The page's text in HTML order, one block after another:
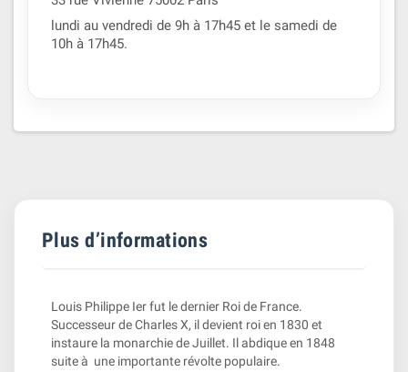
lundi au vendredi de 9h à 17h45 et le samedi de
10h à 17h45.
Plus d’informations
Louis Philippe Ier fut le dernier Roi de France.
Successeur de Charles X, il devient roi en 1830 et
instaure la monarchie de Juillet. Il abdique en 1848
suite à une importante révolte populaire.